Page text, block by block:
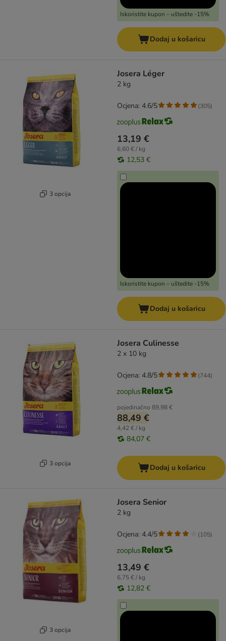
Iskoristite kupon – uštedite -15%
Dodaj u košaricu
3 opcija
Josera Léger
2 kg
13,19 €
6,60 € / kg
12,53 €
Iskoristite kupon – uštedite -15%
Ocjena: 4.6/5 (305)
Dodaj u košaricu
3 opcija
Josera Culinesse
2 x 10 kg
pojedinačno 89,98 €
88,49 €
4,42 € / kg
84,07 €
Ocjena: 4.8/5 (744)
Dodaj u košaricu
3 opcija
Josera Senior
2 kg
13,49 €
6,75 € / kg
12,82 €
Ocjena: 4.4/5 (105)